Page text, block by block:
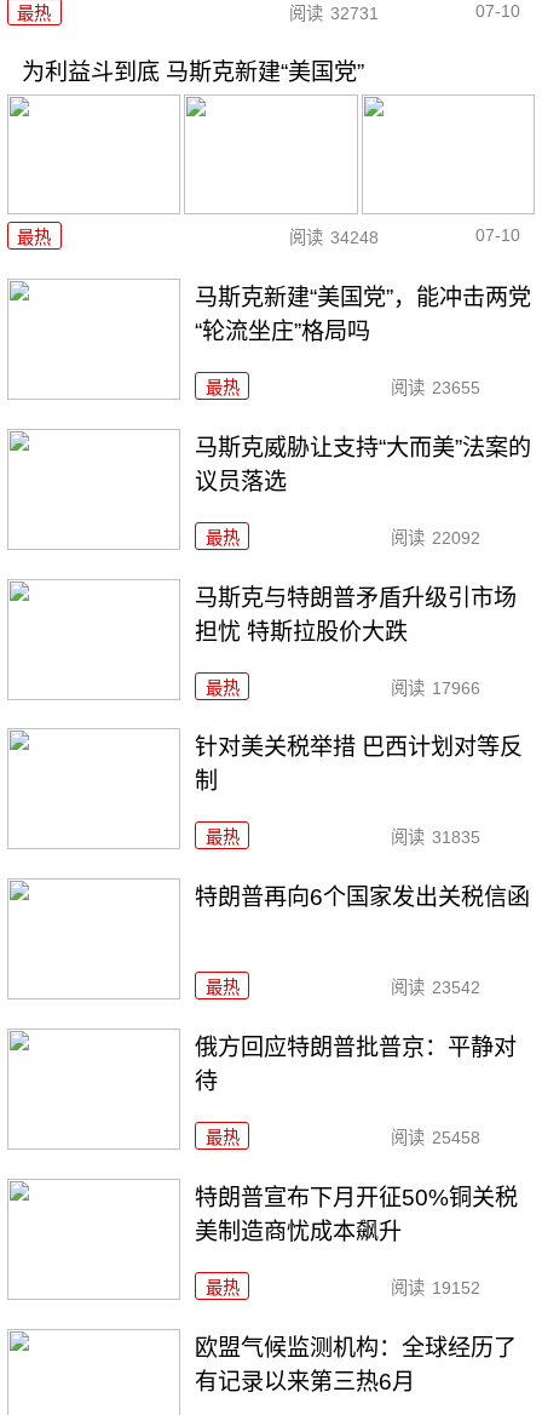
最热 阅读 32731 07-10
为利益斗到底 马斯克新建“美国党”
最热 阅读 34248 07-10
马斯克新建“美国党”，能冲击两党
“轮流坐庄”格局吗
最热 阅读 23655
马斯克威胁让支持“大而美”法案的
议员落选
最热 阅读 22092
马斯克与特朗普矛盾升级引市场
担忧 特斯拉股价大跌
最热 阅读 17966
针对美关税举措 巴西计划对等反
制
最热 阅读 31835
特朗普再向6个国家发出关税信函
最热 阅读 23542
俄方回应特朗普批普京：平静对
待
最热 阅读 25458
特朗普宣布下月开征50%铜关税
美制造商忧成本飙升
最热 阅读 19152
欧盟气候监测机构：全球经历了
有记录以来第三热6月